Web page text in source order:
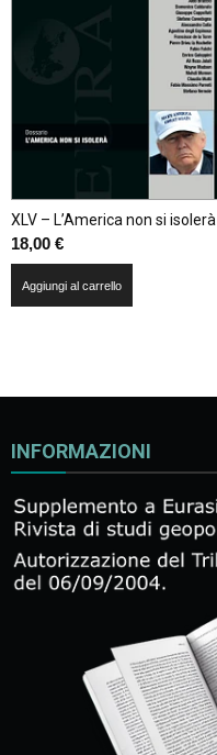
XLV – L’America non si isolerà
18,00 €
Aggiungi al carrello
INFORMAZIONI